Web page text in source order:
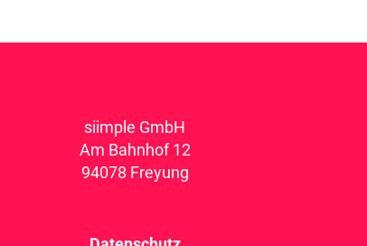
siimple GmbH
Am Bahnhof 12
94078 Freyung